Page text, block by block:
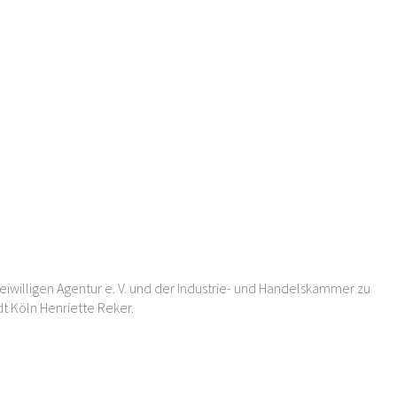
Agentur e. V. und der Industrie- und Handelskammer zu
Köln Henriette Reker.